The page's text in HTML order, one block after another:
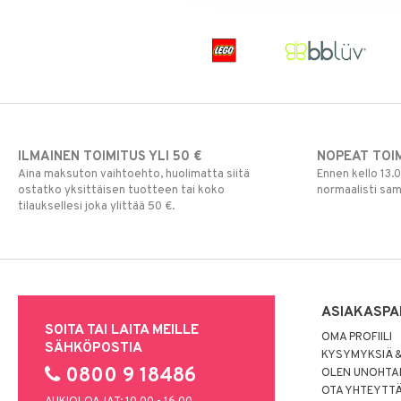
Pokemon
Super Mario
Viiru & Pesonen
Muut
Purulelut & helistimet
ILMAINEN TOIMITUS YLI 50 €
Aina maksuton vaihtoehto, huolimatta siitä
ostatko yksittäisen tuotteen tai koko
tilauksellesi joka ylittää 50 €.
NOPEAT
Ennen kello
normaalisti
SOITA TAI LAITA MEILLE
SÄHKÖPOSTIA
0800 9 18486
OMA PROFIILI
KYSYMYKSIÄ
OLEN
OTA